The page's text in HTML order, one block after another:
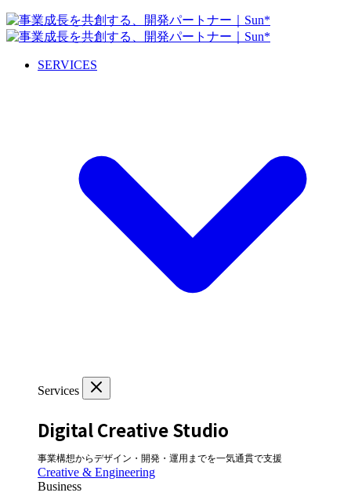
SERVICES
Services
Digital Creative Studio
事業構想からデザイン・開発・運用までを一気通貫で支援
Creative & Engineering
Business